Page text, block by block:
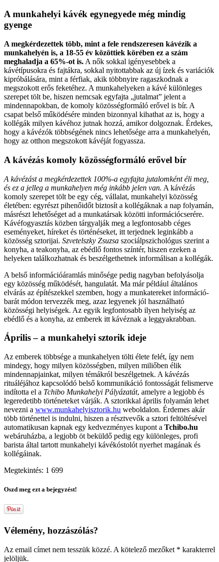
A munkahelyi kávék egynegyede még mindig
gyenge
A megkérdezettek több, mint a fele rendszeresen kávézik a
munkahelyén is, a 18-55 év közöttiek körében ez a szám
meghaladja a 65%-ot is. A nők sokkal igényesebbek a
kávétípusokra és fajtákra, sokkal nyitottabbak az új ízek és variációk
kipróbálására, mint a férfiak, akik többnyire ragaszkodnak a
megszokott erős feketéhez. A munkahelyeken a kávé különleges
szerepet tölt be, hiszen nemcsak egyfajta „jutalmat” jelent a
mindennapokban, de komoly közösségformáló erővel is bír. A
csapat belső működésére minden bizonnyal kihathat az is, hogy a
kollégák milyen kávéhoz jutnak hozzá, amikor dolgoznak. Érdekes,
hogy a kávézók többségének nincs lehetősége arra a munkahelyén,
hogy az otthon megszokott kávéját fogyassza.
A kávézás komoly közösségformáló erővel bír
A kávézást a megkérdezettek 100%-a egyfajta jutalomként éli meg,
és ez a jelleg a munkahelyen még inkább jelen van. A kávézás
komoly szerepet tölt be egy cég, vállalat, munkahelyi közösség
életében: egyrészt pihenőidőt biztosít a kollégáknak a nap folyamán,
másrészt lehetőséget ad a munkatársak közötti információcserére.
Kávéfogyasztás közben tárgyalják meg a legfontosabb céges
eseményeket, híreket és történéseket, itt terjednek leginkább a
közösség sztorijai. Szvetelszky Zsuzsa szociálpszichológus szerint a
konyha, a teakonyha, az ebédlő fontos színtér, hiszen ezeken a
helyeken találkozhatnak és beszélgethetnek informálisan a kollégák.
A belső információáramlás minősége pedig nagyban befolyásolja
egy közösség működését, hangulatát. Ma már például általános
elvárás az építészekkel szemben, hogy a munkatereket információ-
barát módon tervezzék meg, azaz legyenek jól használható
közösségi helyiségek. Az egyik legfontosabb ilyen helyiség az
ebédlő és a konyha, az emberek itt kávéznak a leggyakrabban.
Április – a munkahelyi sztorik ideje
Az emberek többsége a munkahelyen tölti élete felét, így nem
mindegy, hogy milyen közösségben, milyen miliőben élik
mindennapjainkat, milyen témákról beszélgetnek. A kávézás
rituáléjához kapcsolódó belső kommunikáció fontosságát felismerve
indította el a Tchibo Munkahelyi Pályázatát, amelyre a legjobb és
legeredetibb történeteket várják. A sztorikkal április folyamán lehet
nevezni a www.munkahelyisztorik.hu weboldalon. Érdemes akár
több történettel is indulni, hiszen a résztvevők a sztori feltöltésével
automatikusan kapnak egy kedvezményes kupont a Tchibo.hu
webáruházba, a legjobb öt beküldő pedig egy különleges, profi
barista által tartott munkahelyi kávékóstolót nyerhet magának és
kollégáinak.
Megtekintés: 1 699
Oszd meg ezt a bejegyzést!
Vélemény, hozzászólás?
Az email címet nem tesszük közzé. A kötelező mezőket * karakterrel
jelöljük.